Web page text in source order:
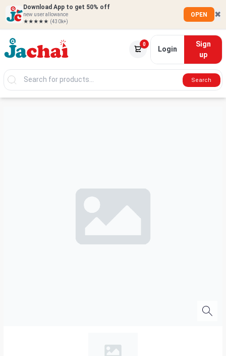
Download App to get 50% off
new user allowance
★★★★★ (430k+)
OPEN ✖
0
Login
Sign
up
Search